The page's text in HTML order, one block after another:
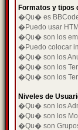
Formatos y tipos
�Qu� es
�Puedo usar
�Qu� son los
�Puedo colocar
�Qu� son los
�Qu� son los
�Qu� son los
Niveles de
�Qu� son los
�Qu� son los
�Qu� son